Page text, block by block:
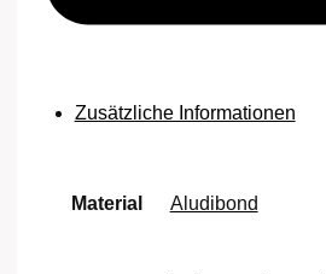
Zusätzliche Informationen
Material Aludibond